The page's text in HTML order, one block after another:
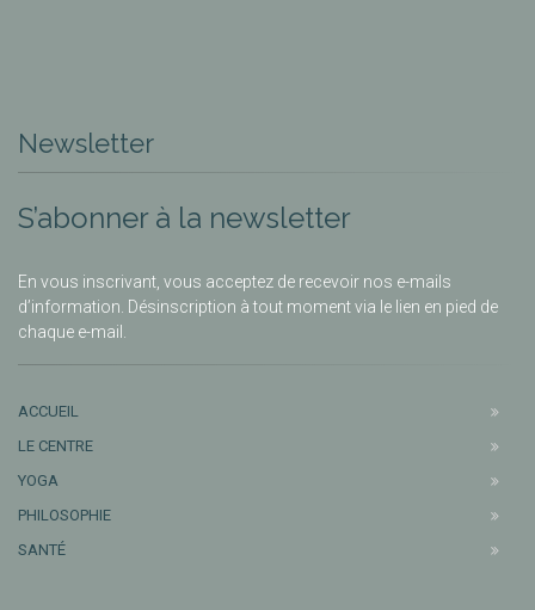
Newsletter
S’abonner à la newsletter
En vous inscrivant, vous acceptez de recevoir nos e-mails
d’information. Désinscription à tout moment via le lien en pied de
chaque e-mail.
ACCUEIL
LE CENTRE
YOGA
PHILOSOPHIE
SANTÉ